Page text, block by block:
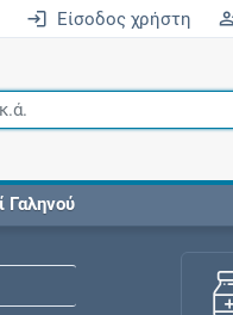
Είσοδος χρήστη
Γαληνού